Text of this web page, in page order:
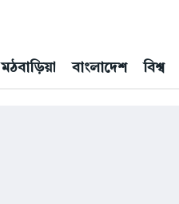
মঠবাড়িয়া বাংলাদেশ বিশ্ব